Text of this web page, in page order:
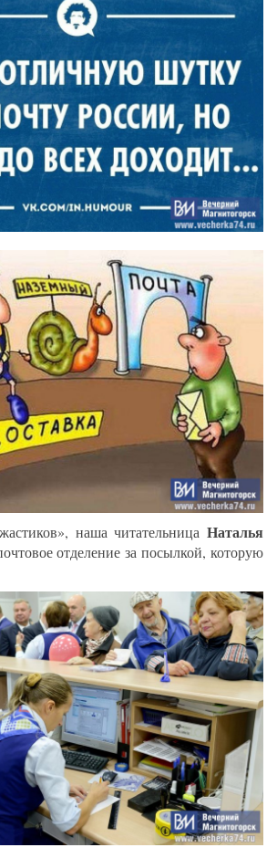
наша читательница Наталья
отделение за посылкой, которую